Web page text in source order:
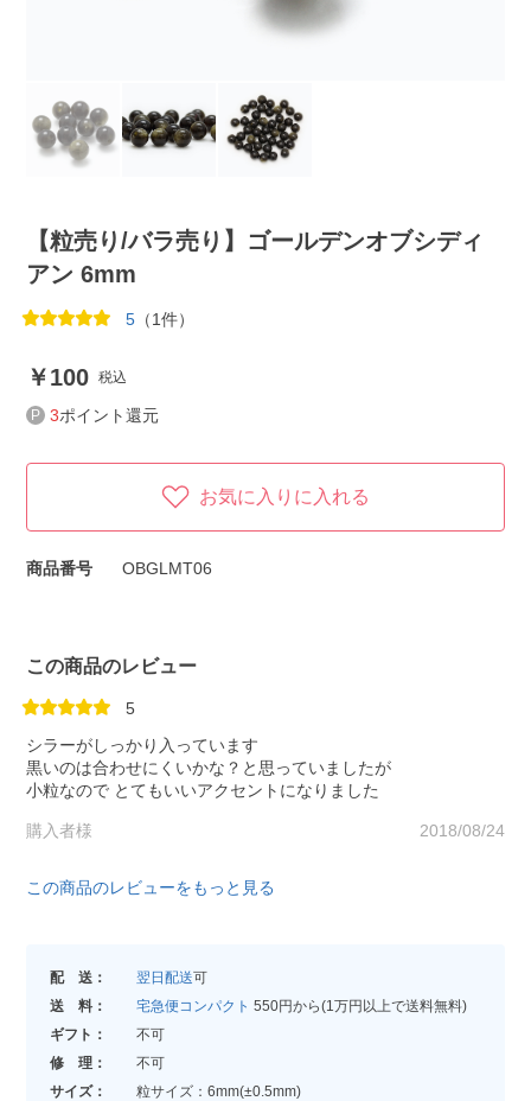
【粒売り/バラ売り】ゴールデンオブシディ
アン 6mm
5 （1件）
100 税込
3ポイント還元
お気に入りに入れる
商品番号 OBGLMT06
この商品のレビュー
5
シラーがしっかり入っています
黒いのは合わせにくいかな？と思っていましたが
小粒なので とてもいいアクセントになりました
購入者様 2018/08/24
この商品のレビューをもっと見る
配 送： 翌日配送可
送 料：
宅急便コンパクト 550円から(1万円以上で送料無料)
ギフト：
不可
修 理：
不可
サイズ：
粒サイズ：6mm(±0.5mm)